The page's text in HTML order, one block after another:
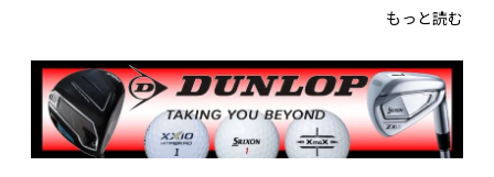
もっと読む